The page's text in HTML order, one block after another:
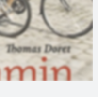
Comprendre et parler
Bienvenue en Belgique
Contacts
Trouver un lieu d’alphabétisation